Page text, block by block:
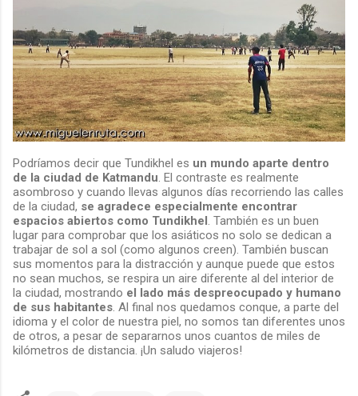
Podríamos decir que Tundikhel es un mundo aparte dentro
de la ciudad de Katmandu. El contraste es realmente
asombroso y cuando llevas algunos días recorriendo las calles
de la ciudad, se agradece especialmente encontrar
espacios abiertos como Tundikhel. También es un buen
lugar para comprobar que los asiáticos no solo se dedican a
trabajar de sol a sol (como algunos creen). También buscan
sus momentos para la distracción y aunque puede que estos
no sean muchos, se respira un aire diferente al del interior de
la ciudad, mostrando el lado más despreocupado y humano
de sus habitantes. Al final nos quedamos conque, a parte del
idioma y el color de nuestra piel, no somos tan diferentes unos
de otros, a pesar de separarnos unos cuantos de miles de
kilómetros de distancia. ¡Un saludo viajeros!